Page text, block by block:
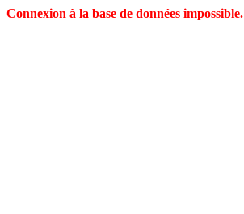
Connexion à la base de données impossible.